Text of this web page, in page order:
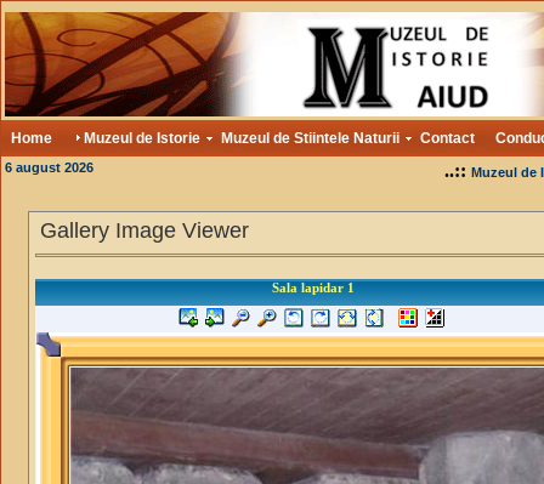
Home Muzeul de Istorie Muzeul de Stiintele Naturii Contact
6 august 2026 ..:: Muzeul de
Gallery Image Viewer
Sala lapidar 1